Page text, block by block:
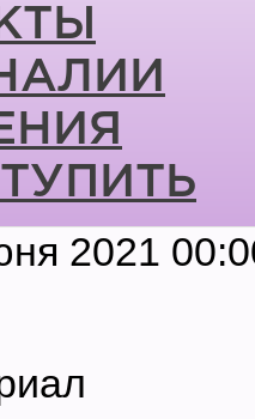
2021